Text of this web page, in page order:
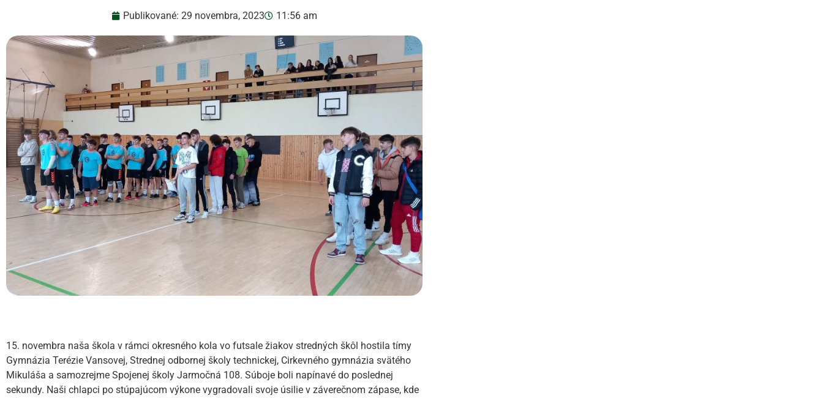
Publikované: 29 novembra, 2023 11:56 am
15. novembra naša škola v rámci okresného kola vo futsale žiakov stredných škôl hostila tímy
Gymnázia Terézie Vansovej, Strednej odbornej školy technickej, Cirkevného gymnázia svätého
Mikuláša a samozrejme Spojenej školy Jarmočná 108. Súboje boli napínavé do poslednej
sekundy. Naši chlapci po stúpajúcom výkone vygradovali svoje úsilie v záverečnom zápase, kde